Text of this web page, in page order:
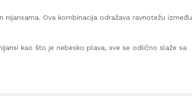
Ova kombinacija odražava ravnotežu između
kao što je nebesko plava, sve se odlično slaže sa